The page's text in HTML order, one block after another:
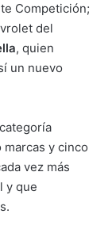
Competición;
del
, quien
un nuevo
y cinco
vez más
y que